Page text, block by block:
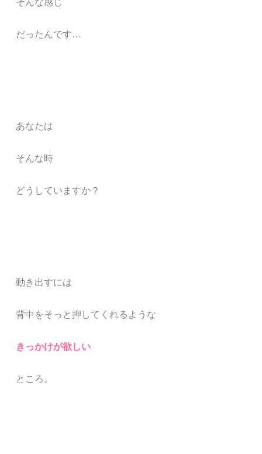
そんな感じ
だったんです…
あなたは
そんな時
どうしていますか？
動き出すには
背中をそっと押してくれるような
きっかけが欲しい
ところ。